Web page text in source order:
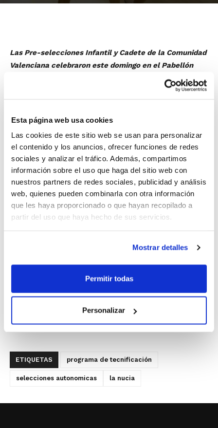
Esta página web usa cookies
Las cookies de este sitio web se usan para personalizar
el contenido y los anuncios, ofrecer funciones de redes
sociales y analizar el tráfico. Además, compartimos
información sobre el uso que haga del sitio web con
nuestros partners de redes sociales, publicidad y análisis
web, quienes pueden combinarla con otra información
que les haya proporcionado o que hayan recopilado a
partir del uso que haya hecho de sus servicios.
Mostrar detalles
Permitir todas
Personalizar
Las Pre-selecciones Infantil y Cadete de la Comunidad
Valenciana celebraron este domingo en el Pabellón
Camilo Cano de La Nucía la última sesión preparatoria
antes de que los seleccionadores autonómicos den a
representarán a la Comunidad en el Campeonato de
clubes durante la mañana de este lunes, y se hará
siguiendo el procedimiento habitual a través de la
Oficina Web.
ETIQUETAS programa de tecnificación
selecciones autonomicas la nucia